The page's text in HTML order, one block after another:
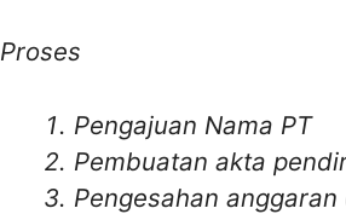
Proses
Pengajuan Nama PT
Pembuatan akta
Pengesahan